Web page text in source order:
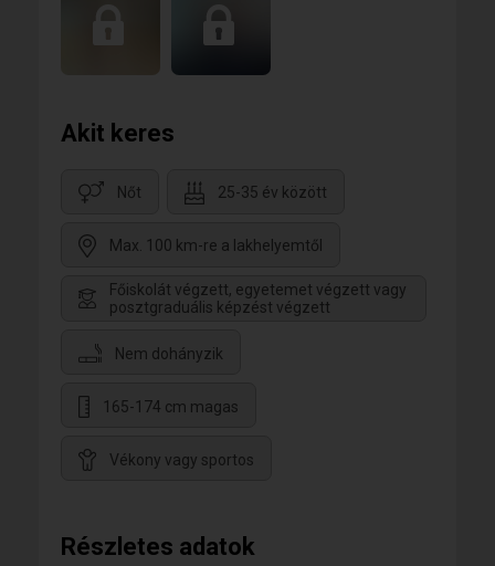
Akit keres
Nőt 25-35 év között
Max. 100 km-re a lakhelyemtől
Főiskolát végzett, egyetemet végzett vagy
posztgraduális képzést végzett
Nem dohányzik
165-174 cm magas
Vékony vagy sportos
Részletes adatok